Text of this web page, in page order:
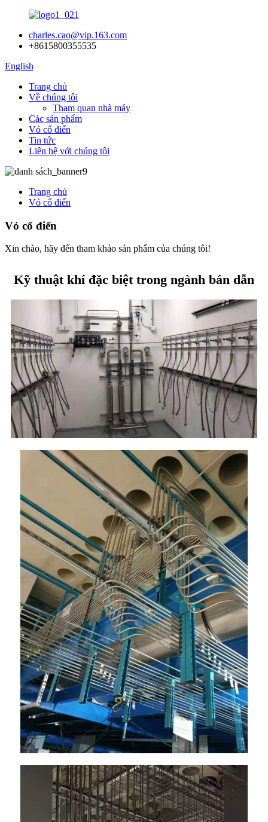
charles.cao@vip.163.com
+8615800355535
English
Trang chủ
Về chúng tôi
Tham quan nhà máy
Các sản phẩm
Vỏ cổ điển
Tin tức
Liên hệ với chúng tôi
Trang chủ
Vỏ cổ điển
Vỏ cổ điển
Xin chào, hãy đến tham khảo sản phẩm của chúng tôi!
Kỹ thuật khí đặc biệt trong ngành bán dẫn